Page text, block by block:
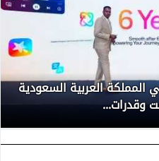
سلسلة رينو 16 في المملكة العربية السعودية
وقدرات...